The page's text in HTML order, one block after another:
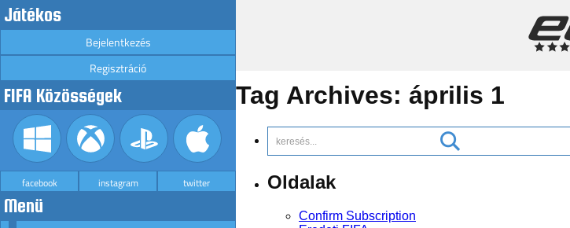
Játékos
Bejelentkezés
Regisztráció
FIFA Közösségek
facebook instagram twitter
Menü
Tag Archives: április 1
Oldalak
Confirm Subscription